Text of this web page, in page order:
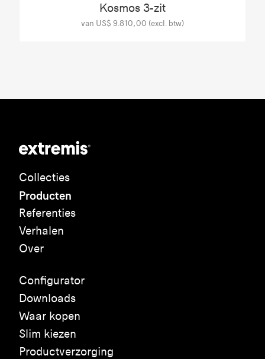
Kosmos 3-zit
van US$ 9.810,00 (excl. btw)
Collecties
Producten
Referenties
Verhalen
Over
Configurator
Downloads
Waar kopen
Slim kiezen
Productverzorging